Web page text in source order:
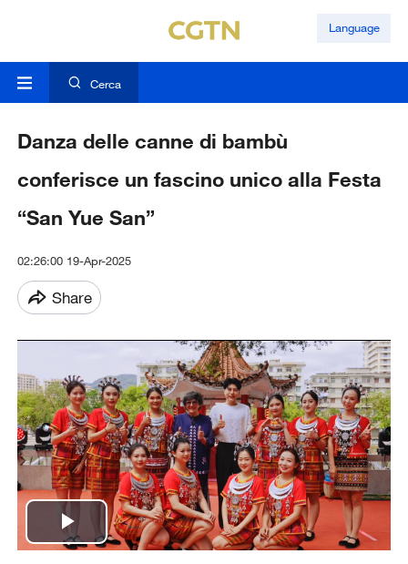
Language
Cerca
Danza delle canne di bambù
conferisce un fascino unico alla Festa
“San Yue San”
02:26:00 19-Apr-2025
Share
Play